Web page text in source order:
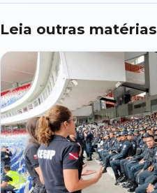
Leia outras matérias